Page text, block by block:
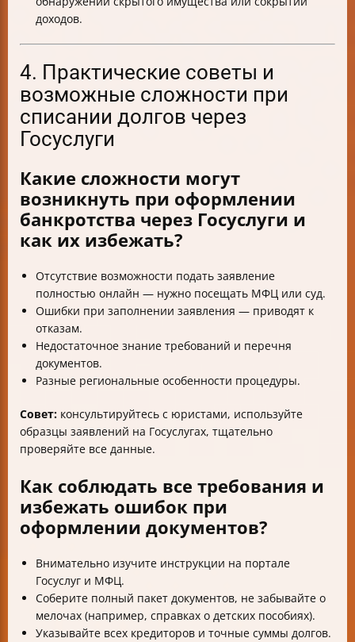
доходов.
4. Практические советы и
возможные сложности при
списании долгов через
Госуслуги
Какие сложности могут
возникнуть при оформлении
банкротства через Госуслуги и
как их избежать?
Отсутствие возможности подать заявление
полностью онлайн — нужно посещать МФЦ или суд.
Ошибки при заполнении заявления — приводят к
отказам.
Недостаточное знание требований и перечня
документов.
Разные региональные особенности процедуры.
Совет: консультируйтесь с юристами, используйте
образцы заявлений на Госуслугах, тщательно
проверяйте все данные.
Как соблюдать все требования и
избежать ошибок при
оформлении документов?
Внимательно изучите инструкции на портале
Госуслуг и МФЦ.
Соберите полный пакет документов, не забывайте о
мелочах (например, справках о детских пособиях).
Указывайте всех кредиторов и точные суммы долгов.